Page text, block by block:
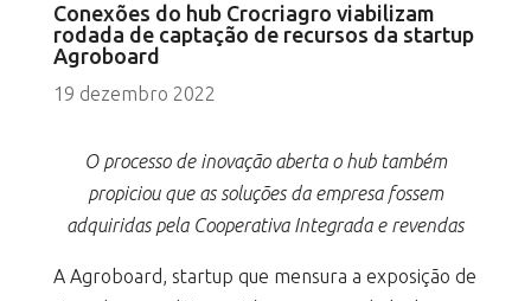
Conexões do hub Crocriagro viabilizam
rodada de captação de recursos da startup
Agroboard
19 dezembro 2022
O processo de inovação aberta o hub também
propiciou que as soluções da empresa fossem
adquiridas pela Cooperativa Integrada e revendas
A Agroboard, startup que mensura a exposição de